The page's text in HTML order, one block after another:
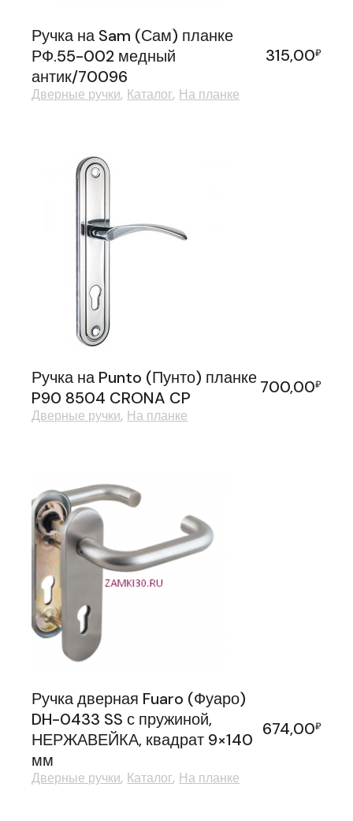
Ручка на Sam (Сам) планке
РФ.55-002 медный
антик/70096
315,00₽
Дверные ручки Каталог На планке
Ручка на Punto (Пунто) планке
P90 8504 CRONA CP
700,00₽
Дверные ручки На планке
Ручка дверная Fuaro (Фуаро)
DH-0433 SS с пружиной,
НЕРЖАВЕЙКА, квадрат 9×140
мм
674,00₽
Дверные ручки Каталог На планке